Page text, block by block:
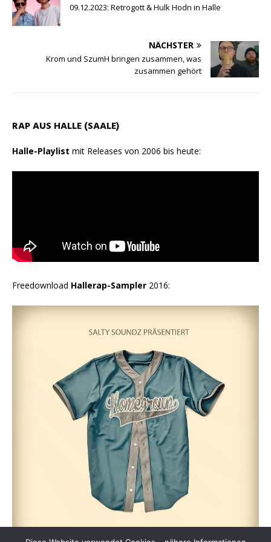
p
a
09.12.2023: Retrogott & Hulk Hodn in Halle
NÄCHSTER
Krom und SzumH bringen zusammen, was
zusammen gehört
RAP AUS HALLE (SAALE)
Halle-Playlist mit Releases von 2006 bis heute:
Freedownload Hallerap-Sampler 2016: